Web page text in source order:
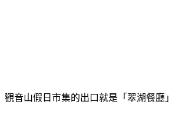
觀音山假日市集的出口就是「翠湖餐廳」